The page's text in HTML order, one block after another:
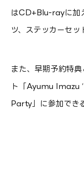
はCD+Blu-rayに加
ツ、ステッカーセッ
また、早期予約特典
ト「Ayumu Imazu
Party」に参加でき